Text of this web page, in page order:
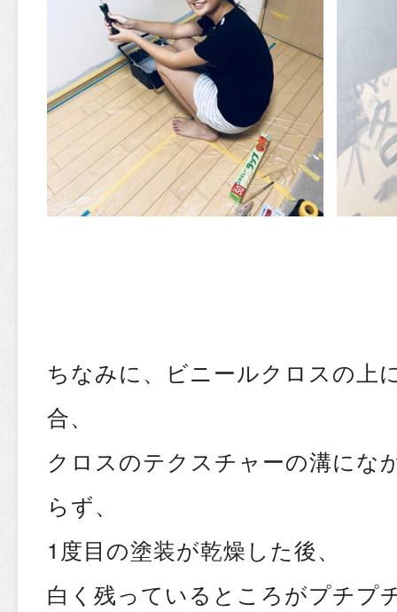
ちなみに、ビニールクロスの上
合、
クロスのテクスチャーの溝にな
らず、
1度目の塗装が乾燥した後、
白く残っているところがプチプ